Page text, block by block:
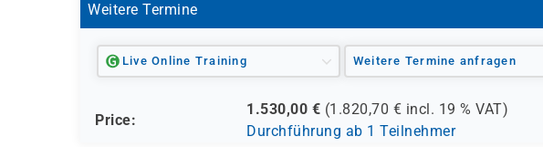
Weitere Termine
Live Online Training Weitere Termine anfragen
Price:
1.530,00 € (1.820,70 € incl. 19 % VAT)
Durchführung ab 1 Teilnehmer